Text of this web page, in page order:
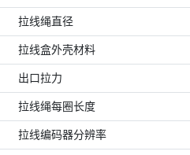
拉线绳直径
拉线盒外壳材料
出口拉力
拉线绳每圈长度
拉线编码器分辨率